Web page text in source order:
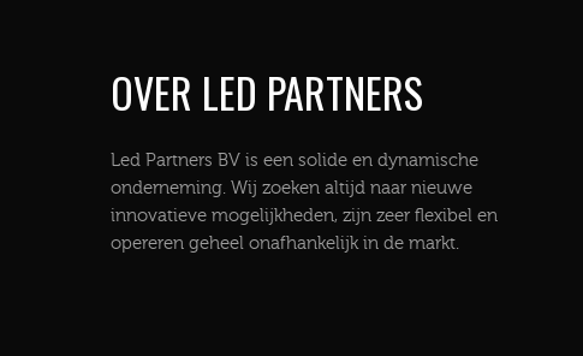
OVER LED PARTNERS
Led Partners BV is een solide en dynamische
onderneming. Wij zoeken altijd naar nieuwe
innovatieve mogelijkheden, zijn zeer flexibel en
opereren geheel onafhankelijk in de markt.